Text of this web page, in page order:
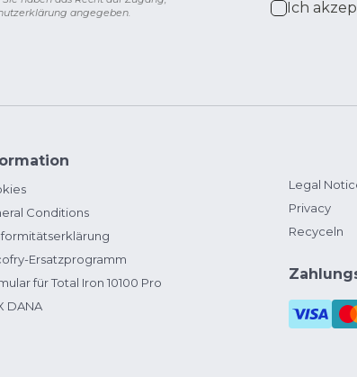
angegeben.
Ich
Conditions
Ersatzprogramm
für Total Iron 10100 Pro
DANA
Legal
Privacy
Recyceln